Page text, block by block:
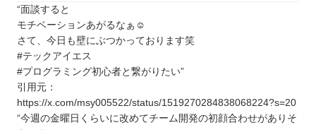
九州 / 沖縄
“面談すると
モチベーションあがるなぁ☺️
さて、今日も壁にぶつかっております笑
#テックアイエス
#プログラミング初心者と繋がりたい”
引用元：
https://x.com/msy005522/status/1519270284838068224?s=20
“今週の金曜日くらいに改めてチーム開発の初顔合わせがありそ